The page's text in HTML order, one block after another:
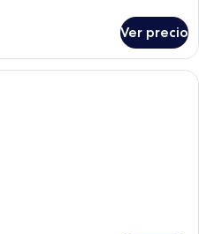
Ver precio
Un dormitorio moderno con cama,